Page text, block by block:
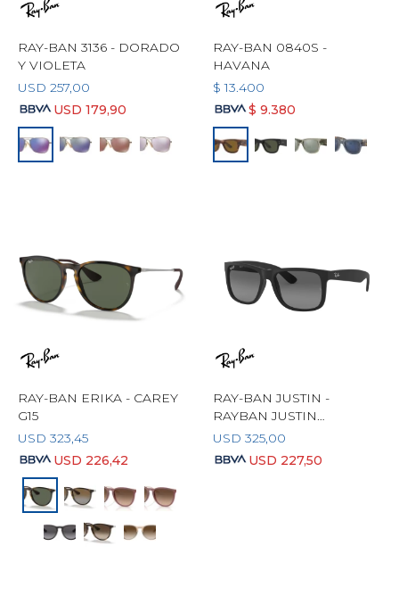
RAY-BAN 3136 - DORADO
Y VIOLETA
USD 257,00
USD 179,90
RAY-BAN 0840S -
HAVANA
$ 13.400
$ 9.380
RAY-BAN ERIKA - CAREY
G15
USD 323,45
USD 226,42
RAY-BAN JUSTIN -
RAYBAN JUSTIN
POLARIZADO
USD 325,00
USD 227,50